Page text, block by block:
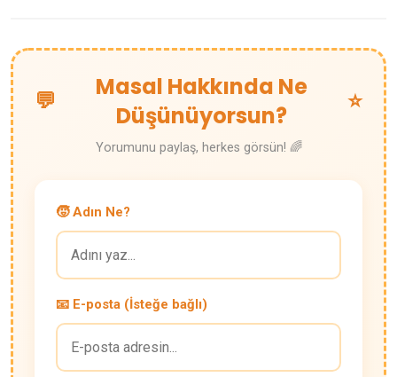
💬
Masal Hakkında Ne
Düşünüyorsun?
⭐
Yorumunu paylaş, herkes görsün! 🌈
🧒 Adın Ne?
📧 E-posta (İsteğe bağlı)